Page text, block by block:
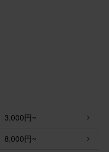
3,000円~
8,000円~